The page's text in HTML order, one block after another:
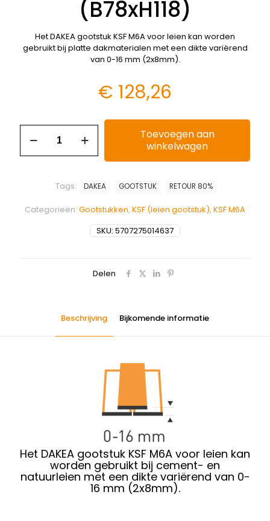
(B78xH118)
Het DAKEA gootstuk KSF M6A voor leien kan worden
gebruikt bij platte dakmaterialen met een dikte variërend
van 0-16 mm (2x8mm).
€ 128,26
Toevoegen aan
winkelwagen
SKU: 5707275014637
Categorieën: Gootstukken, KSF (leien gootstuk), KSF M6A
Tags: DAKEA GOOTSTUK RETOUR 80%
Delen
Beschrijving Bijkomende informatie
Het DAKEA gootstuk KSF M6A voor leien kan
worden gebruikt bij cement- en
natuurleien met een dikte variërend van 0-
16 mm (2x8mm).